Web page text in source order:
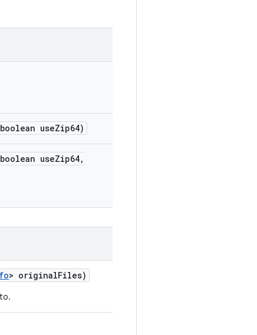
boolean useZip64)
boolean useZip64,
> originalFiles)